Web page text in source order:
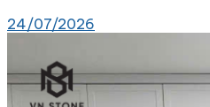
24/07/2026